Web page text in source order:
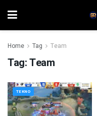
Home Tag Team
Tag:Team
TEKNO